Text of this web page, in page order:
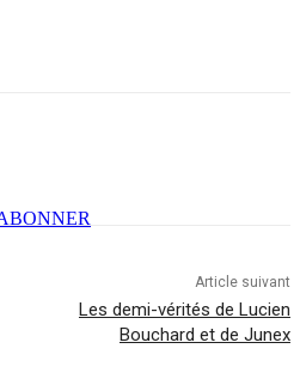
Article suivant
Les demi-vérités de Lucien
Bouchard et de Junex